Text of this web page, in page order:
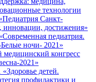
технологии
Санкт-
инновации, достижения»
педиатрия.
ночи- 2021»
медицинский конгресс
2021»
детей.
профилактики и